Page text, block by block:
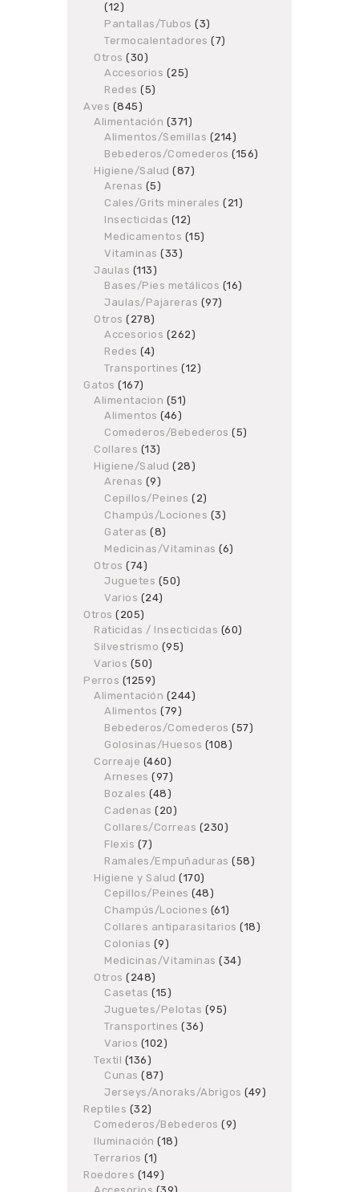
1212
products
Pantallas/Tubos 33
products
Termocalentadores 77
Otros 3030
products
Accesorios 2525
Redes 55
Aves 845845
products
Alimentación 371371
products
Alimentos/Semillas 214214
products
Bebederos/Comederos 156156
Higiene/Salud 8787
Arenas 55
products
Cales/Grits minerales 2121
Insecticidas 1212
products
Medicamentos 1515
Vitaminas 3333
Jaulas 113113
products
Bases/Pies metálicos 1616
Jaulas/Pajareras 9797
Otros 278278
products
Accesorios 262262
Redes 44
products
Transportines 1212
Gatos 167167
products
Alimentacion 5151
Alimentos 4646
products
Comederos/Bebederos 55
Collares 1313
products
Higiene/Salud 2828
Arenas 99
products
Cepillos/Peines 22
products
Champús/Lociones 33
Gateras 88
products
Medicinas/Vitaminas 66
Otros 7474
products
Juguetes 5050
Varios 2424
Otros 205205
products
Raticidas / Insecticidas 6060
Silvestrismo 9595
Varios 5050
products
Perros 12591259
products
Alimentación 244244
Alimentos 7979
products
Bebederos/Comederos 5757
Golosinas/Huesos 108108
Correaje 460460
products
Arneses 9797
products
Bozales 4848
products
Cadenas 2020
products
Collares/Correas 230230
Flexis 77
products
Ramales/Empuñaduras 5858
Higiene y Salud 170170
products
Cepillos/Peines 4848
products
Champús/Lociones 6161
products
Collares antiparasitarios 1818
Colonias 99
products
Medicinas/Vitaminas 3434
Otros 248248
products
Casetas 1515
products
Juguetes/Pelotas 9595
Transportines 3636
Varios 102102
Textil 136136
products
Cunas 8787
products
Jerseys/Anoraks/Abrigos 4949
Reptiles 3232
products
Comederos/Bebederos 99
Iluminación 1818
Terrarios 11
product
Roedores 149149